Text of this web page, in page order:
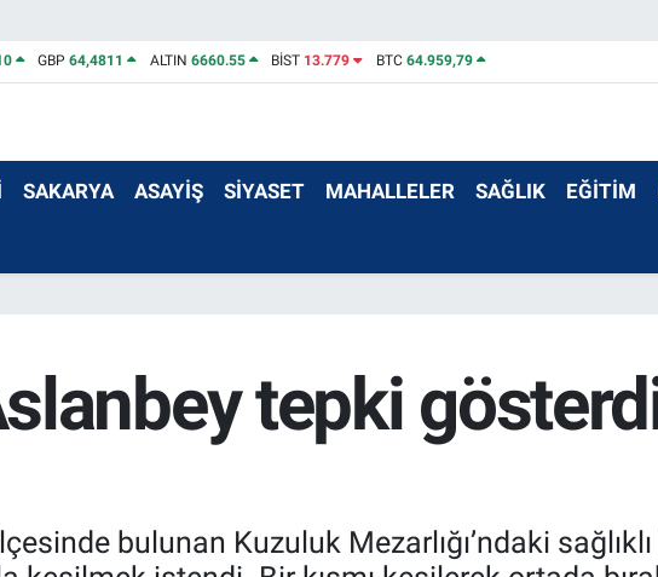
GBP64,4811 ALTIN 6660.55 BİST 13.779 BTC 64.959,79
SAKARYA ASAYİŞ SİYASET MAHALLELER SAĞLIK EĞİTİM
tepki
bulunan Kuzuluk Mezarlığı’ndaki